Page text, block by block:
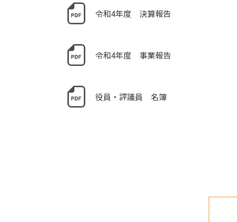
令和4年度 決算報告
令和4年度 事業報告
役員・評議員 名簿